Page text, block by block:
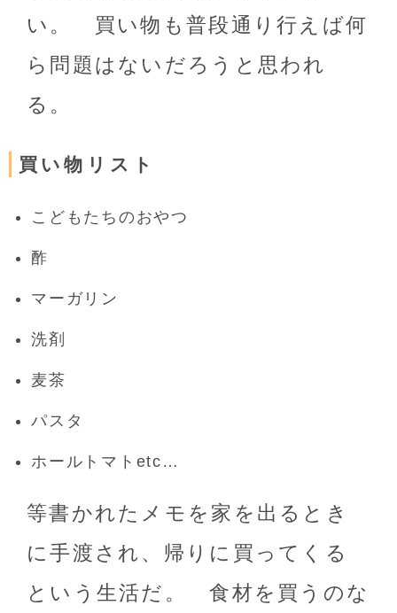
い。 買い物も普段通り行えば何
ら問題はないだろうと思われ
る。
買い物リスト
こどもたちのおやつ
酢
マーガリン
洗剤
麦茶
パスタ
ホールトマトetc…
等書かれたメモを家を出るとき
に手渡され、帰りに買ってくる
という生活だ。 食材を買うのな